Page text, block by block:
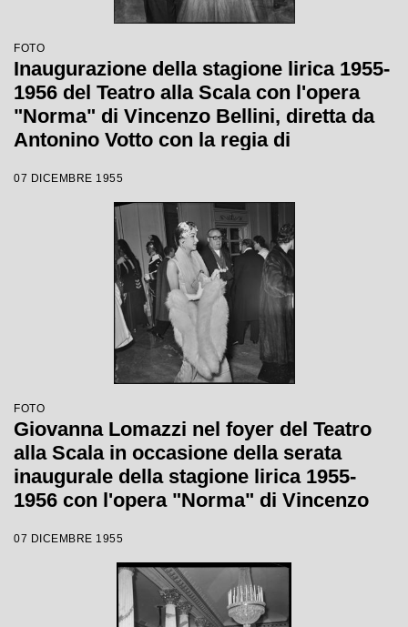
FOTO
Inaugurazione della stagione lirica 1955-
1956 del Teatro alla Scala con l'opera
"Norma" di Vincenzo Bellini, diretta da
Antonino Votto con la regia di
07 DICEMBRE 1955
FOTO
Giovanna Lomazzi nel foyer del Teatro
alla Scala in occasione della serata
inaugurale della stagione lirica 1955-
1956 con l'opera "Norma" di Vincenzo
regia di Margherita Wallmann
07 DICEMBRE 1955